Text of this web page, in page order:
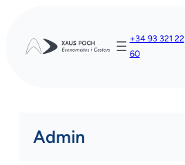
content
+34 93 321 22
60
Admin